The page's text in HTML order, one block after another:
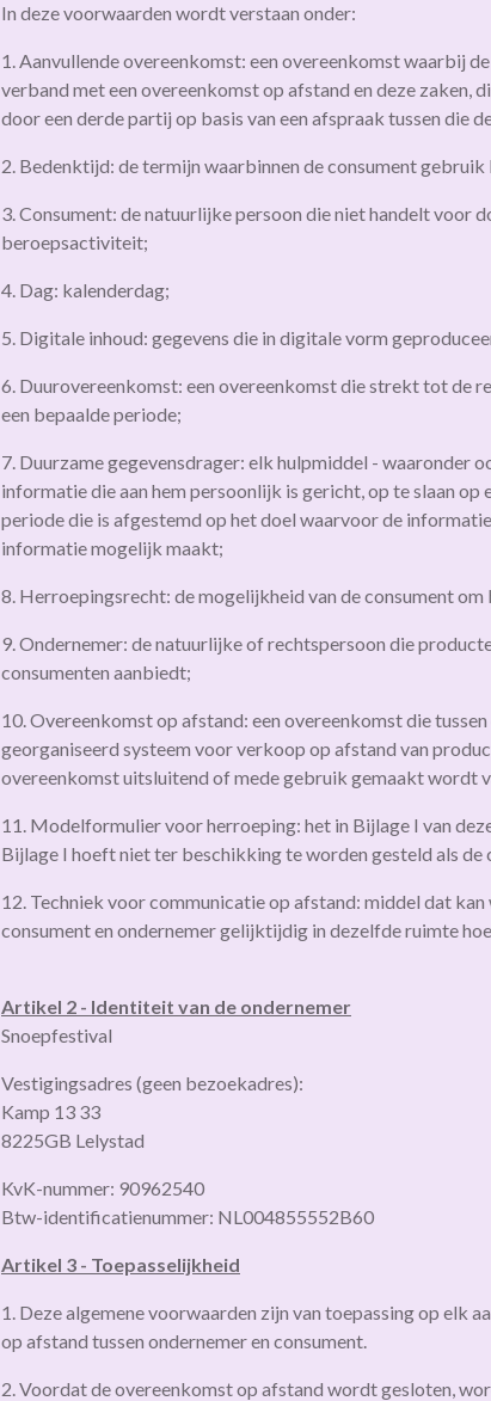
In deze voorwaarden wordt verstaan onder:
1. Aanvullende overeenkomst: een overeenkomst waarbij
verband met een overeenkomst op afstand en deze
door een derde partij op basis van een afspraak tussen die
2. Bedenktijd: de termijn waarbinnen de consument
3. Consument: de natuurlijke persoon die niet handelt voor
beroepsactiviteit;
4. Dag: kalenderdag;
5. Digitale inhoud: gegevens die in digitale vorm
6. Duurovereenkomst: een overeenkomst die strekt tot de
een bepaalde periode;
7. Duurzame gegevensdrager: elk hulpmiddel - waaronder
informatie die aan hem persoonlijk is gericht, op te slaan
periode die is afgestemd op het doel waarvoor de
informatie mogelijk maakt;
8. Herroepingsrecht: de mogelijkheid van de consument
9. Ondernemer: de natuurlijke of rechtspersoon die
consumenten aanbiedt;
10. Overeenkomst op afstand: een overeenkomst die
georganiseerd systeem voor verkoop op afstand van
overeenkomst uitsluitend of mede gebruik gemaakt wordt
11. Modelformulier voor herroeping: het in Bijlage I van
Bijlage I hoeft niet ter beschikking te worden gesteld als
12. Techniek voor communicatie op afstand: middel dat
consument en ondernemer gelijktijdig in dezelfde ruimte
Artikel 2 - Identiteit van de ondernemer
Snoepfestival
Vestigingsadres (geen bezoekadres):
Kamp 13 33
8225GB Lelystad
KvK-nummer: 90962540
Btw-identificatienummer: NL004855552B60
Artikel 3 - Toepasselijkheid
1. Deze algemene voorwaarden zijn van toepassing op elk
op afstand tussen ondernemer en consument.
2. Voordat de overeenkomst op afstand wordt gesloten,